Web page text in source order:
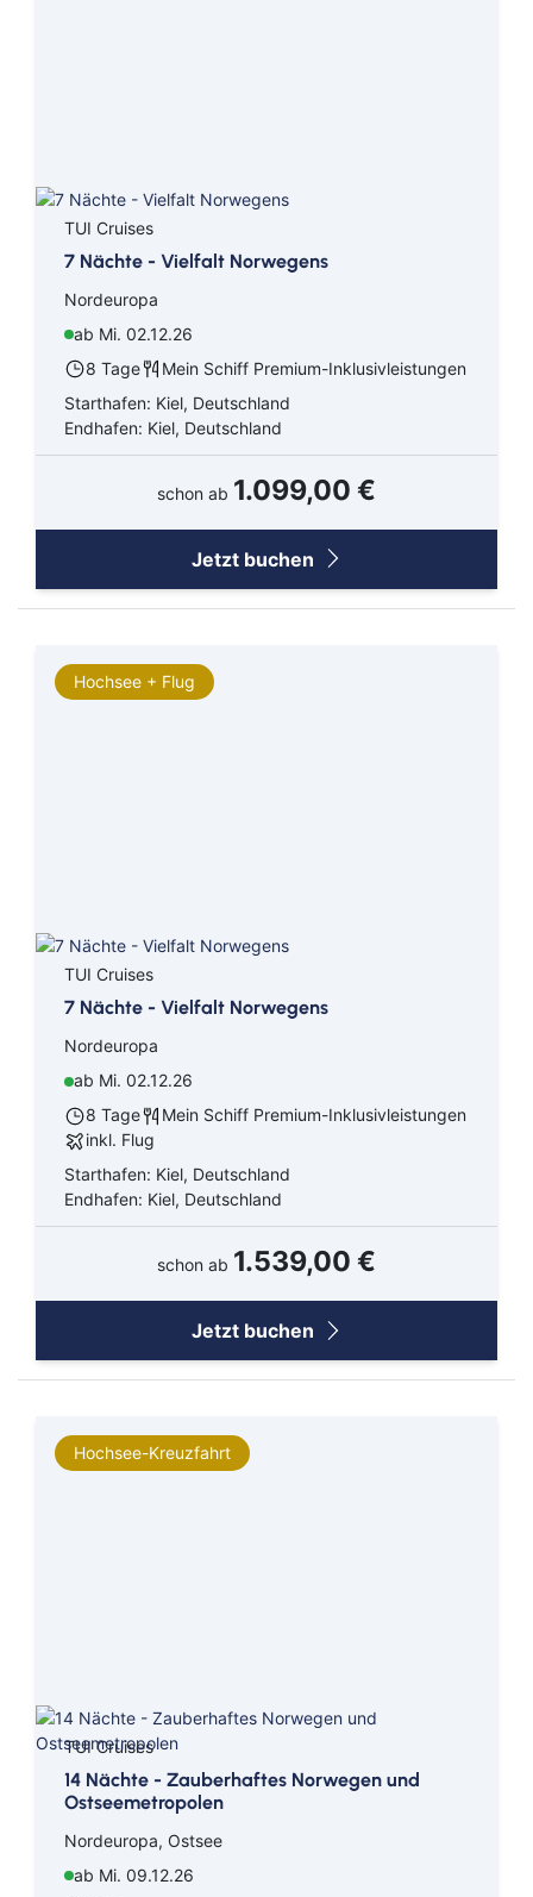
Südamerika
Südostasien
Transarabien
Transasien
Transatlantik
Westeuropa
Nordamerika Ostküste
Nordamerika Westküste
TUI Cruises
7 Nächte - Vielfalt Norwegens
Nordeuropa
ab Mi. 02.12.26
8 Tage
Mein Schiff Premium-Inklusivleistungen
Starthafen: Kiel, Deutschland
Endhafen: Kiel, Deutschland
schon ab 1.099,00 €
Jetzt buchen
Hochsee + Flug
TUI Cruises
7 Nächte - Vielfalt Norwegens
Nordeuropa
ab Mi. 02.12.26
8 Tage
Mein Schiff Premium-Inklusivleistungen
inkl. Flug
Starthafen: Kiel, Deutschland
Endhafen: Kiel, Deutschland
schon ab 1.539,00 €
Jetzt buchen
Hochsee-Kreuzfahrt
TUI Cruises
14 Nächte - Zauberhaftes Norwegen und
Ostseemetropolen
Nordeuropa, Ostsee
ab Mi. 09.12.26